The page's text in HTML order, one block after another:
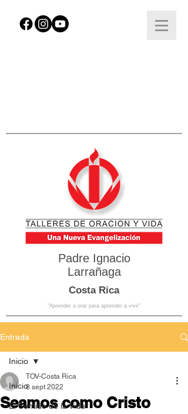
Padre Ignacio
Larrañaga
Costa Rica
“Aprender a orar para aprender a vivir”
Entrada
Inicio
El Sentido de la Vida
Inicio
Seamos como Cristo
TOV-Costa Rica
8 sept 2022